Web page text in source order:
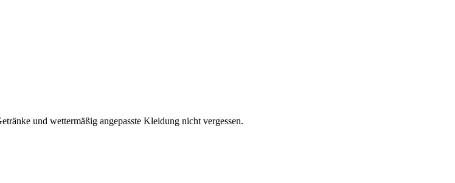
und wettermäßig angepasste Kleidung nicht vergessen.